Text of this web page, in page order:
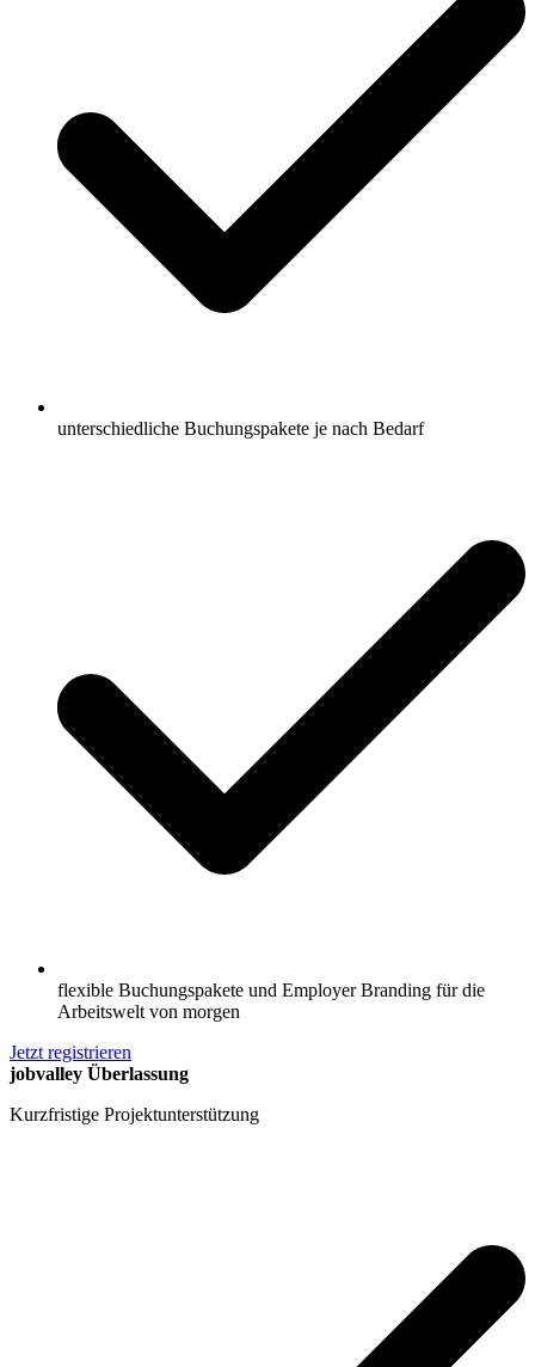
unterschiedliche Buchungspakete je nach Bedarf
flexible Buchungspakete und Employer Branding für die
Arbeitswelt von morgen
Jetzt registrieren
jobvalley Überlassung
Kurzfristige Projektunterstützung